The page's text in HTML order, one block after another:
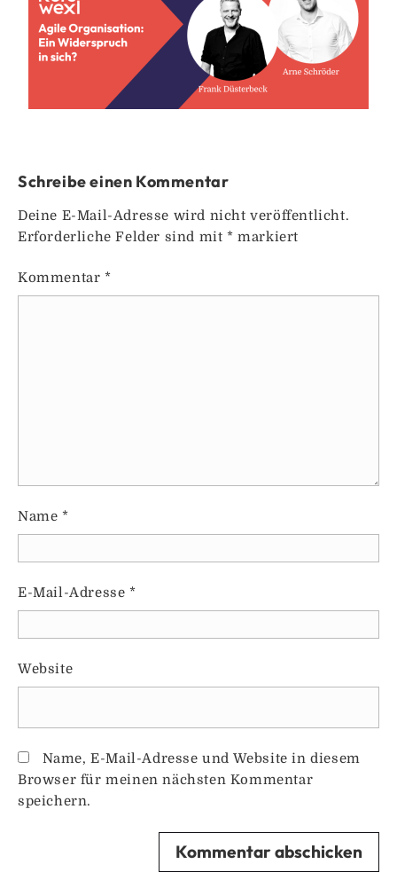
Schreibe einen Kommentar
Deine E-Mail-Adresse wird nicht veröffentlicht.
Erforderliche Felder sind mit* markiert
Kommentar *
Name *
E-Mail-Adresse *
Website
Name, E-Mail-Adresse und Website in diesem
Browser für meinen nächsten Kommentar
speichern.